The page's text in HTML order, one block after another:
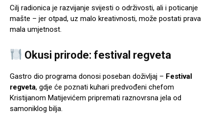
Cilj radionica je razvijanje svijesti o održivosti, ali i poticanje
mašte – jer otpad, uz malo kreativnosti, može postati prava
mala umjetnost.
Okusi prirode: festival regveta
Gastro dio programa donosi poseban doživljaj – Festival
regveta, gdje će poznati kuhari predvođeni chefom
Kristijanom Matijevićem pripremati raznovrsna jela od
samoniklog bilja.